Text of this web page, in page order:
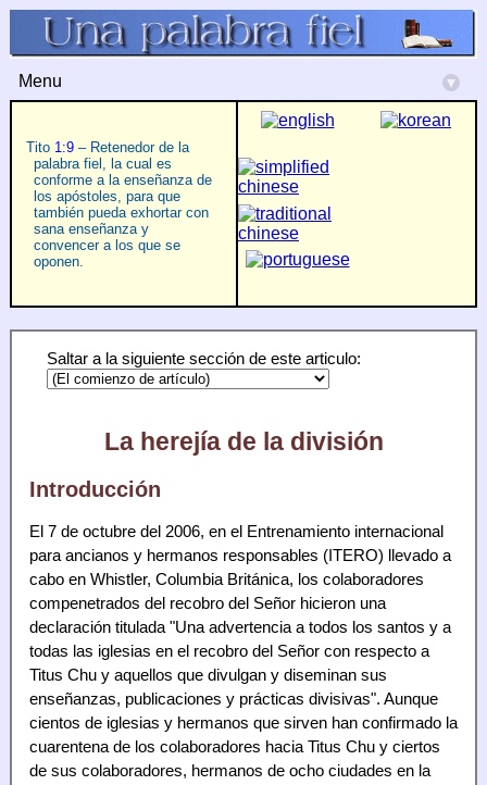
Menu ▾
Tito 1:9 – Retenedor de la
palabra fiel, la cual es
conforme a la enseñanza de
los apóstoles, para que
también pueda exhortar con
sana enseñanza y
convencer a los que se
oponen.
Saltar a la siguiente sección de este articulo:
La herejía de la división
Introducción
El 7 de octubre del 2006, en el Entrenamiento internacional
para ancianos y hermanos responsables (ITERO) llevado a
cabo en Whistler, Columbia Británica, los colaboradores
compenetrados del recobro del Señor hicieron una
declaración titulada "Una advertencia a todos los santos y a
todas las iglesias en el recobro del Señor con respecto a
Titus Chu y aquellos que divulgan y diseminan sus
enseñanzas, publicaciones y prácticas divisivas". Aunque
cientos de iglesias y hermanos que sirven han confirmado la
cuarentena de los colaboradores hacia Titus Chu y ciertos
de sus colaboradores, hermanos de ocho ciudades en la